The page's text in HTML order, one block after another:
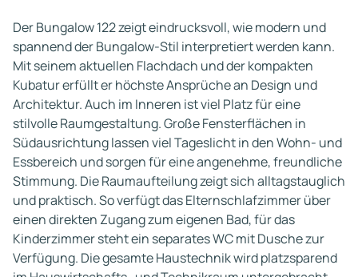
Der Bungalow 122 zeigt eindrucksvoll, wie modern und
spannend der Bungalow-Stil interpretiert werden kann.
Mit seinem aktuellen Flachdach und der kompakten
Kubatur erfüllt er höchste Ansprüche an Design und
Architektur. Auch im Inneren ist viel Platz für eine
stilvolle Raumgestaltung. Große Fensterflächen in
Südausrichtung lassen viel Tageslicht in den Wohn- und
Essbereich und sorgen für eine angenehme, freundliche
Stimmung. Die Raumaufteilung zeigt sich alltagstauglich
und praktisch. So verfügt das Elternschlafzimmer über
einen direkten Zugang zum eigenen Bad, für das
Kinderzimmer steht ein separates WC mit Dusche zur
Verfügung. Die gesamte Haustechnik wird platzsparend